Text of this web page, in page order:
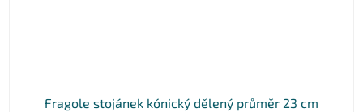
Fragole stojánek kónický dělený průměr 23 cm